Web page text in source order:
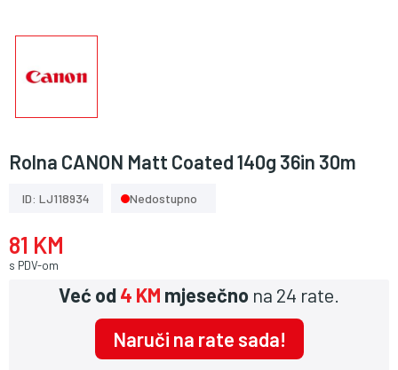
Rolna CANON Matt Coated 140g 36in 30m
ID: LJ118934 Nedostupno
81 KM
s PDV-om
Već od4 KM mjesečno na 24 rate.
Naruči na rate sada!